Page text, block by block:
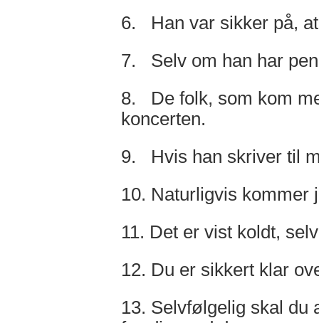
6. Han var sikker på,
7. Selv om han har
8. De folk, som kom
koncerten.
9. Hvis han skriver til
10. Naturligvis kommer
11. Det er vist koldt,
12. Du er sikkert klar
13. Selvfølgelig skal du